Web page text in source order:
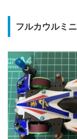
フルカウルミ